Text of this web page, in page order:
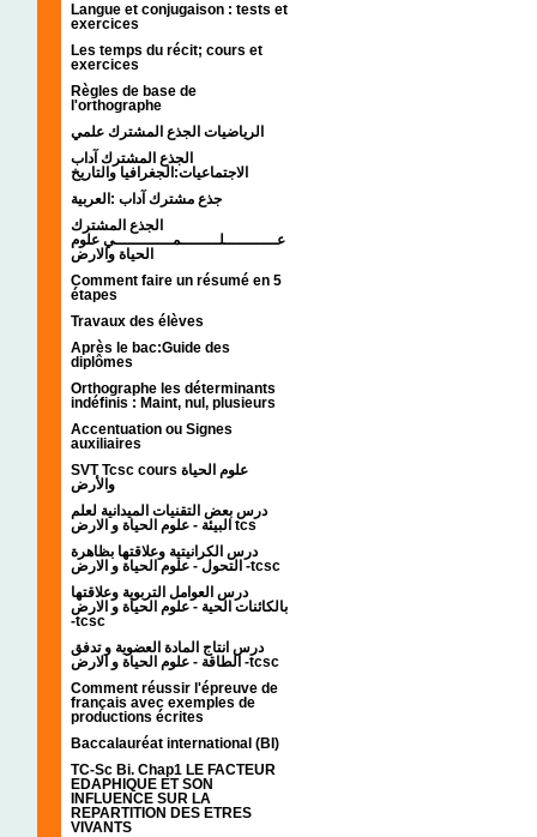
Langue et conjugaison : tests et
exercices
Les temps du récit; cours et
exercices
Règles de base de
l'orthographe
الرياضيات الجذع المشترك علمي
الجذع المشترك آداب
الاجتماعيات:الجغرافيا والتاريخ
جذع مشترك آداب :العربية
الجذع المشترك
عـــــــــــلــــــــمــــــــــــي علوم
الحياة والارض
Comment faire un résumé en 5
étapes
Travaux des élèves
Après le bac:Guide des
diplômes
Orthographe les déterminants
indéfinis : Maint, nul, plusieurs
Accentuation ou Signes
auxiliaires
SVT Tcsc cours علوم الحياة
والأرض
درس بعض التقنيات الميدانية لعلم
البيئة - علوم الحياة و الارض tcs
درس الكرانيتية وعلاقتها بظاهرة
التحول - علوم الحياة و الارض -tcsc
درس العوامل التربوية وعلاقتها
بالكائنات الحية - علوم الحياة و الارض
-tcsc
درس انتاج المادة العضوية و تدفق
الطاقة - علوم الحياة و الارض -tcsc
Comment réussir l'épreuve de
français avec exemples de
productions écrites
Baccalauréat international (BI)
TC-Sc Bi. Chap1 LE FACTEUR
EDAPHIQUE ET SON
INFLUENCE SUR LA
REPARTITION DES ETRES
VIVANTS